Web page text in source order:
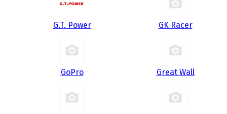
G.T. Power GK Racer
GoPro Great Wall